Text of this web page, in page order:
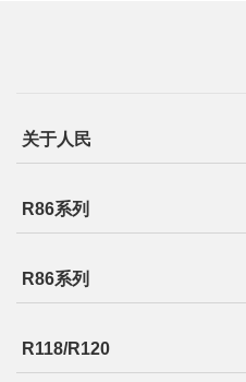
关于人民
R86系列
R86系列
R118/R120